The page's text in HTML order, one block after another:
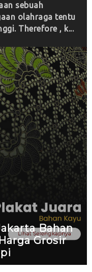
Bahan
Grosir
sebuah
olahraga tentu
Therefore , k...